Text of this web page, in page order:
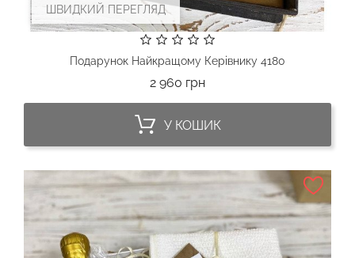
ШВИДКИЙ ПЕРЕГЛЯД
Подарунок Найкращому Керівнику 4180
2 960 грнЦіна
У КОШИК